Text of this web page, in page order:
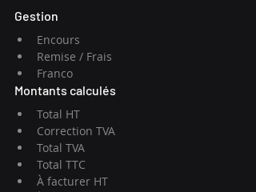
Gestion
Encours
Remise / Frais
Franco
Montants calculés
Total HT
Correction TVA
Total TVA
Total TTC
À facturer HT